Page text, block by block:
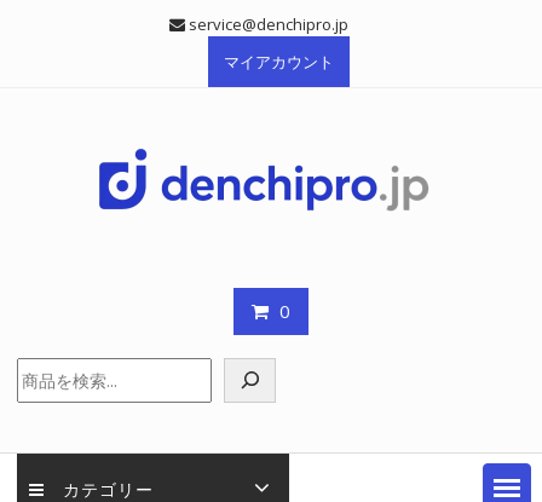
service@denchipro.jp
マイアカウント
0
索
カテゴリー